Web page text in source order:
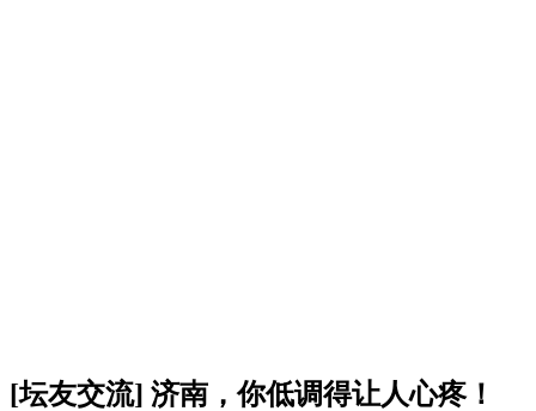
[坛友交流] 济南，你低调得让人心疼！